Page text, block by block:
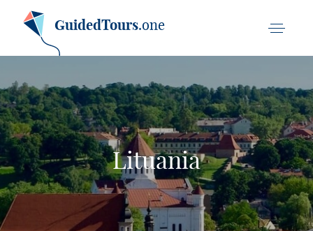
GuidedTours.one
Lituania